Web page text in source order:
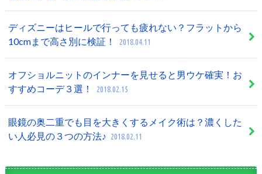
ディズニーはヒールで行っても疲れない？フラットから
10cmまで高さ別に検証！
2018.04.11
オフショルニットのインナーを見せると男ウケ確実！お
すすめコーデ３選！
2018.02.15
眼鏡の奥二重でも目を大きくするメイク術は？濃くした
い人必見の３つの方法♪ 2018.02.11